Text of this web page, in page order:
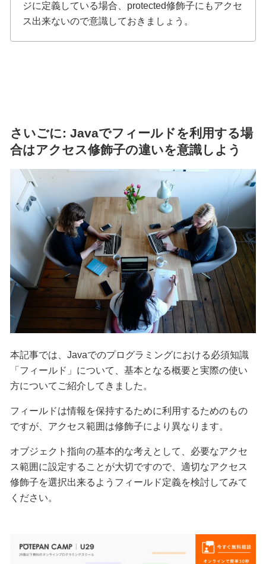
ジに定義している場合、protected修飾子にもアクセ
ス出来ないので意識しておきましょう。
さいごに: Javaでフィールドを利用する場
合はアクセス修飾子の違いを意識しよう
本記事では、Javaでのプログラミングにおける必須知識
「フィールド」について、基本となる概要と実際の使い
方についてご紹介してきました。
フィールドは情報を保持するために利用するためのもの
ですが、アクセス範囲は修飾子により異なります。
オブジェクト指向の基本的な考えとして、必要なアクセ
ス範囲に設定することが大切ですので、適切なアクセス
修飾子を選択出来るようフィールド定義を検討してみて
ください。